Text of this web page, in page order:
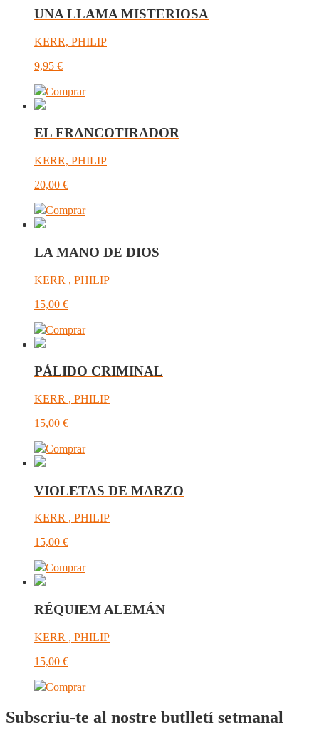
UNA LLAMA MISTERIOSA
KERR, PHILIP
9,95 €
Comprar
EL FRANCOTIRADOR
KERR, PHILIP
20,00 €
Comprar
LA MANO DE DIOS
KERR , PHILIP
15,00 €
Comprar
PÁLIDO CRIMINAL
KERR , PHILIP
15,00 €
Comprar
VIOLETAS DE MARZO
KERR , PHILIP
15,00 €
Comprar
RÉQUIEM ALEMÁN
KERR , PHILIP
15,00 €
Comprar
Subscriu-te al nostre butlletí setmanal